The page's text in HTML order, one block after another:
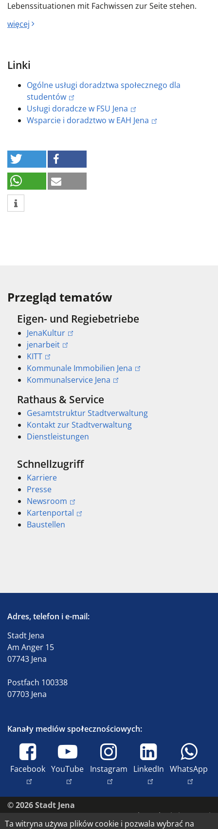
Lebenssituationen mit Fachwissen zur Seite stehen.
więcej
Linki
Ogólne usługi doradztwa społecznego dla
studentów
Usługi doradcze w FSU Jena
Wsparcie i doradztwo w EAH Jena
Przegląd tematów
Eigen- und Regiebetriebe
JenaKultur
jenarbeit
KITT
Kommunale Immobilien Jena
Kommunalservice Jena
Rathaus & Service
Gesamtstruktur Stadtverwaltung
Kontakt zur Stadtverwaltung
Dienstleistungen
Schnellzugriff
Karriere
Presse
Newsroom
Kartenportal
Baustellen
Adres, telefon i e-mail:
Stadt Jena
Am Anger 15
07743 Jena
Postfach 100338
07703 Jena
Kanały mediów społecznościowych:
Facebook YouTube Instagram LinkedIn WhatsApp
© 2026 Stadt Jena
Skontaktuj się z nami
Ta witryna używa plików cookie i pozwala wybrać na